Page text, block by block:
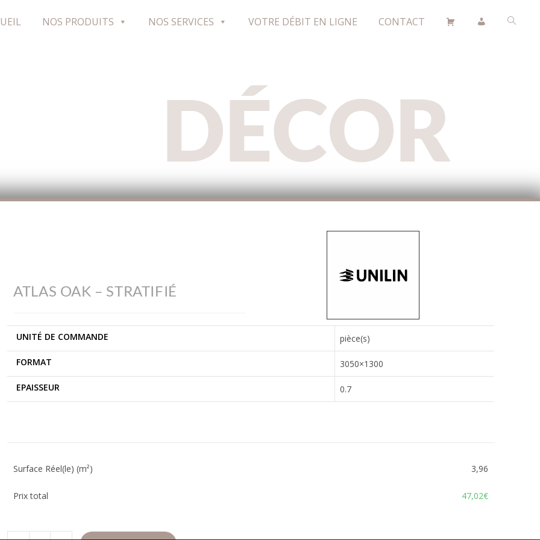
NOS PRODUITS NOS SERVICES VOTRE DÉBIT EN LIGNE CONTACT
DÉCOR
ATLAS OAK – STRATIFIÉ
UNITÉ DE COMMANDE pièce(s)
FORMAT 3050×1300
EPAISSEUR 0.7
Surface Réel(le) (m²) 3,96
Prix total 47,02€